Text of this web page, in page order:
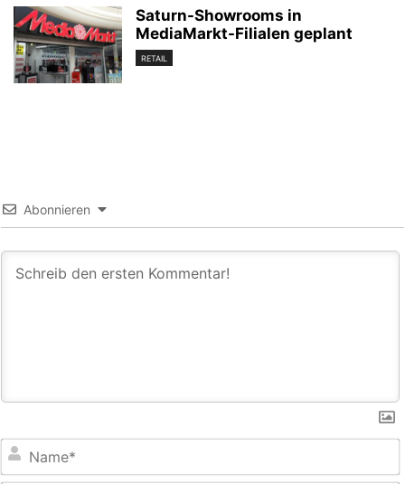
Saturn-Showrooms in
MediaMarkt-Filialen geplant
RETAIL
Abonnieren